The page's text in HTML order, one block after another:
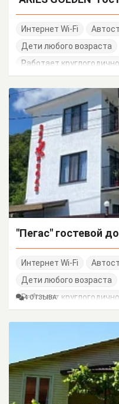
Интернет Wi-Fi
Дети любого возраста
Работает круглогодично
"Пегас" гостевой
Интернет Wi-Fi
Дети любого возраста
Работает круглогодично
4 ОТЗЫВА